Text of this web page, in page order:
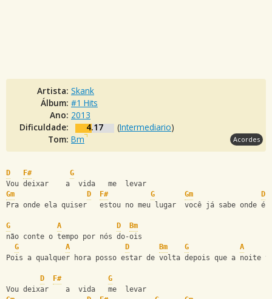
Artista: Skank
Álbum: #1 Hits
Ano: 2013
Dificuldade:
4.17 (Intermediario)
Tom: Bm Acordes
D F#
G
Vou deixar    a  vida   me  levar
Gm
D F# G Gm D
Pra onde ela quiser   estou no meu lugar  você já sabe onde é-
G A D
Bm
não conte o tempo por nós do-ois
G
A D Bm G
A
Pois a qualquer hora posso estar de volta depois que a noite
D F#
G
Vou deixar    a  vida   me  levar